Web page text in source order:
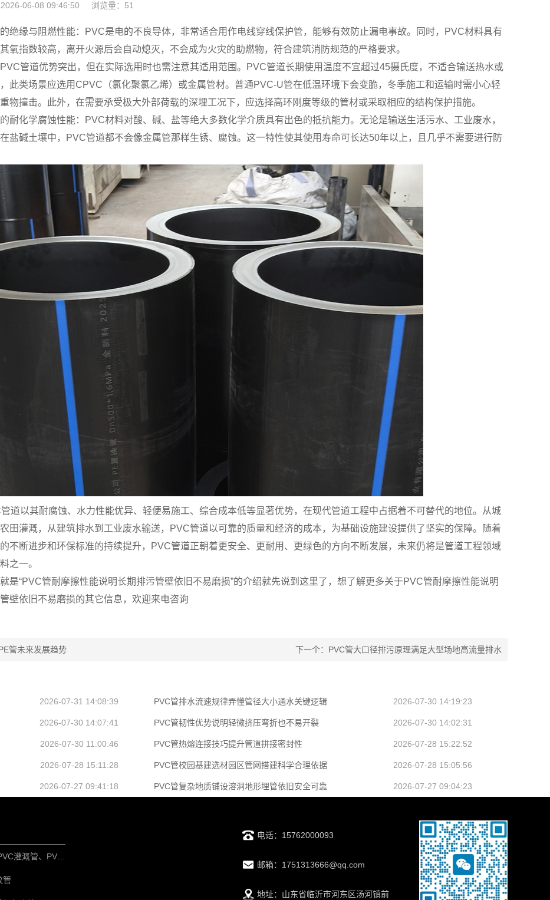
06-08 09:46:50 浏览量：51
的绝缘与阻燃性能：PVC是电的不良导体，非常适合用作电线穿线保护管，能够有效防止漏电事故。同时，PVC材料具有
氧指数较高，离开火源后会自动熄灭，不会成为火灾的助燃物，符合建筑消防规范的严格要求。
管道优势突出，但在实际选用时也需注意其适用范围。PVC管道长期使用温度不宜超过45摄氏度，不适合输送热水或
此类场景应选用CPVC（氯化聚氯乙烯）或金属管材。普通PVC-U管在低温环境下会变脆，冬季施工和运输时需小心轻
物撞击。此外，在需要承受极大外部荷载的深埋工况下，应选择高环刚度等级的管材或采取相应的结构保护措施。
耐化学腐蚀性能：PVC材料对酸、碱、盐等绝大多数化学介质具有出色的抵抗能力。无论是输送生活污水、工业废水，
盐碱土壤中，PVC管道都不会像金属管那样生锈、腐蚀。这一特性使其使用寿命可长达50年以上，且几乎不需要进行防
道以其耐腐蚀、水力性能优异、轻便易施工、综合成本低等显著优势，在现代管道工程中占据着不可替代的地位。从城
田灌溉，从建筑排水到工业废水输送，PVC管道以可靠的质量和经济的成本，为基础设施建设提供了坚实的保障。随着
不断进步和环保标准的持续提升，PVC管道正朝着更安全、更耐用、更绿色的方向不断发展，未来仍将是管道工程领域
之一。
是“PVC管耐摩擦性能说明长期排污管壁依旧不易磨损”的介绍就先说到这里了，想了解更多关于PVC管耐摩擦性能说明
壁依旧不易磨损的其它信息，欢迎来电咨询
管未来发展趋势 下一个：PVC管大口径排污原理满足大型场地高流量排水
2026-07-31 14:08:39 PVC管排水流速规律弄懂管径大小通水关键逻辑 2026-07-30 14:19:23
2026-07-30 14:07:41 PVC管韧性优势说明轻微挤压弯折也不易开裂 2026-07-30 14:02:31
2026-07-30 11:00:46 PVC管热熔连接技巧提升管道拼接密封性 2026-07-28 15:22:52
2026-07-28 15:11:28 PVC管校园基建选材园区管网搭建科学合理依据 2026-07-28 15:05:56
2026-07-27 09:41:18 PVC管复杂地质铺设溶洞地形埋管依旧安全可靠 2026-07-27 09:04:23
管
电话：15762000093
邮箱：1751313666@qq.com
地址：山东省临沂市河东区汤河镇前